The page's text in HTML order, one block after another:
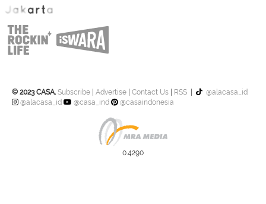
© 2023 CASA.Subscribe Advertise Contact Us RSS
@alacasa_id
@alacasa_id
@casa_ind @casaindonesia
0.4290